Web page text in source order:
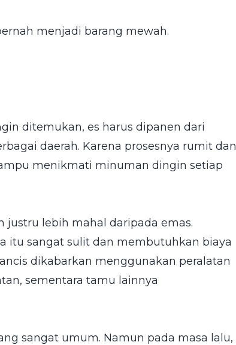
menjadi barang mewah.
ditemukan, es harus dipanen dari
daerah. Karena prosesnya rumit dan
menikmati minuman dingin setiap
lebih mahal daripada emas.
itu sangat sulit dan membutuhkan biaya
dikabarkan menggunakan peralatan
sementara tamu lainnya
sangat umum. Namun pada masa lalu,